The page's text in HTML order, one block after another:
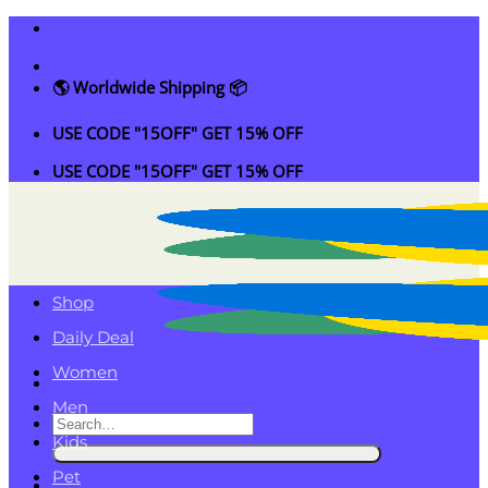
Skip
content
🌎 Worldwide Shipping 📦
USE CODE "15OFF" GET 15% OFF
USE CODE "15OFF" GET 15% OFF
Search
for:
Shop
Daily Deal
Women
Men
Kids
Pet